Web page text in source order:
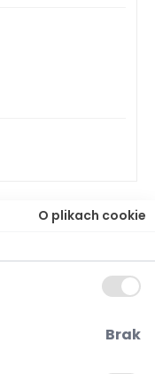
O plikach cookie
Brak